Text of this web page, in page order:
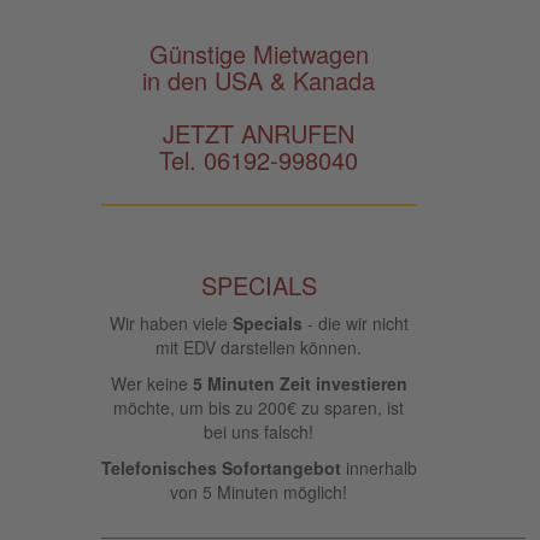
Günstige Mietwagen
in den USA & Kanada
JETZT ANRUFEN
Tel. 06192-998040
SPECIALS
Wir haben viele Specials - die wir nicht
mit EDV darstellen können.
Wer keine 5 Minuten Zeit investieren
möchte, um bis zu 200€ zu sparen, ist
bei uns falsch!
Telefonisches Sofortangebot innerhalb
von 5 Minuten möglich!